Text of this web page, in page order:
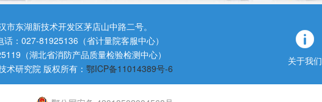
市东湖新技术开发区茅店山中路二号。
：027-81925136（省计量院客服中心）
（湖北省消防产品质量检验检测中心）
术研究院 版权所有： 鄂ICP备11014389号-6
关于我们